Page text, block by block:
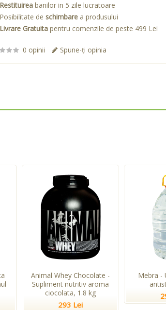
Restituireabanilor in 5 zile lucratoare
de schimbarea produsului
Livrare Gratuitapentru comenzile de peste 499 Lei
0 opinii Spune-ţi opinia
Animal Whey Chocolate -
Supliment nutritiv aroma
ciocolata, 1.8 kg
293 Lei
Mebra -